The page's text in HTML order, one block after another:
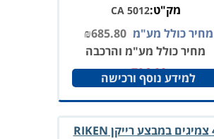
מק"ט:CA 5012
מחיר כולל מע"מ ₪685.80
מחיר כולל מע"מ והרכבה
₪796.80
למידע נוסף ורכישה
4 צמיגים במבצע רייקן RIKEN